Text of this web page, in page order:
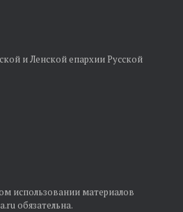
и Ленской епархии Русской
использовании материалов
обязательна.